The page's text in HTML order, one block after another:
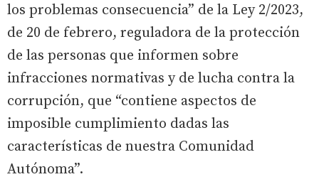
los problemas consecuencia” de la Ley 2/2023,
de 20 de febrero, reguladora de la protección
de las personas que informen sobre
infracciones normativas y de lucha contra la
corrupción, que “contiene aspectos de
imposible cumplimiento dadas las
características de nuestra Comunidad
Autónoma”.